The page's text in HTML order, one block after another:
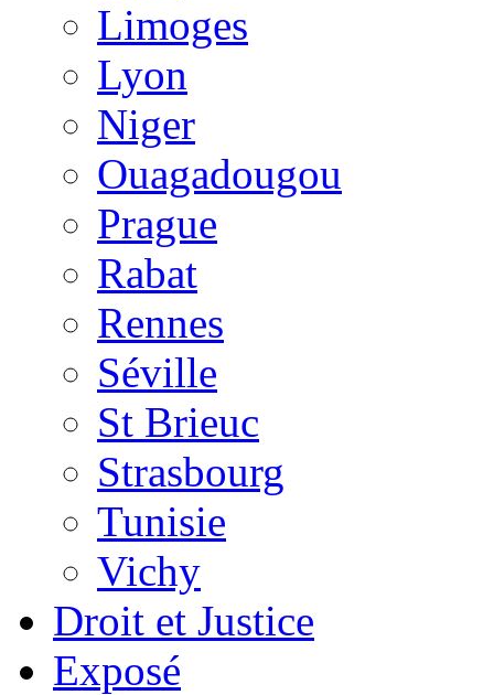
Limoges
Lyon
Niger
Ouagadougou
Prague
Rabat
Rennes
Séville
St Brieuc
Strasbourg
Tunisie
Vichy
Droit et Justice
Exposé